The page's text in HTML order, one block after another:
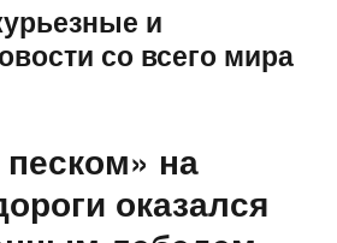
и
со всего мира
на
оказался